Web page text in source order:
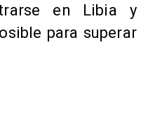
en Libia y
para superar